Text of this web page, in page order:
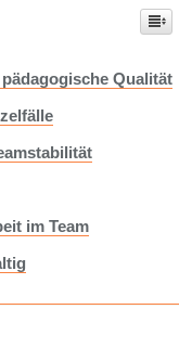
Qualität
im Team